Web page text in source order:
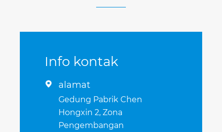
Info kontak
 alamat
Gedung Pabrik Chen
Hongxin 2, Zona
Pengembangan